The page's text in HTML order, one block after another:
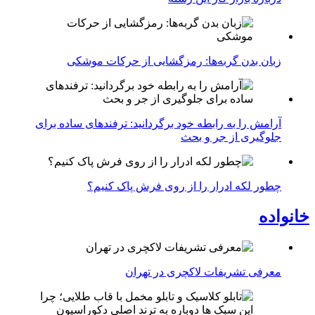
زبان بدن گربه‌ها: رمزگشایی از حرکات موشکی
آرامش را به رابطه خود برگردانید: ترفندهای ساده برای
جلوگیری از جر و بحث
چطور لکه ادرار را از روی فرش پاک کنیم؟
خانواده
معرفی تشریفات لاکچری در تهران